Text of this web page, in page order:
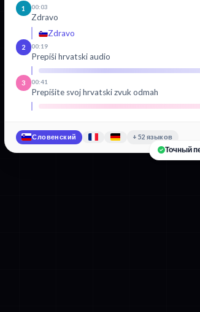
1 00:03
Zdravo
Zdravo
2 00:19
Prepiši hrvatski audio
3 00:41
Prepišite svoj hrvatski zvuk odmah
Словенский +52 языков
Точный